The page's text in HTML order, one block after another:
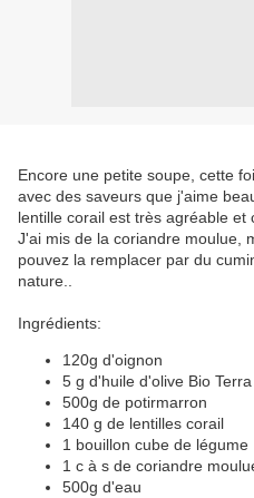
Encore une petite soupe, cette
avec des saveurs que j'aime
lentille corail est très agréable et
J'ai mis de la coriandre moulue,
pouvez la remplacer par du
nature..
Ingrédients:
120g d'oignon
5 g d'huile d'olive Bio
500g de potirmarron
140 g de lentilles corail
1 bouillon cube de légume
1 c à s de coriandre
500g d'eau